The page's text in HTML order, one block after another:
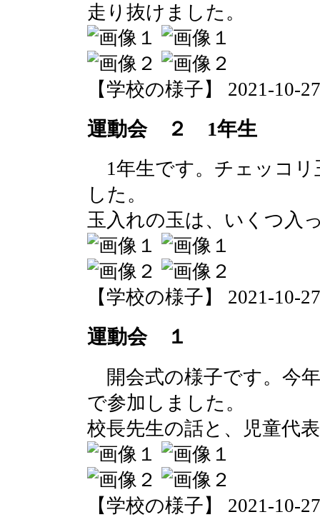
走り抜けました。
【学校の様子】 2021-10-
運動会 ２ 1年生
1年生です。チェッコリ
した。
玉入れの玉は、いくつ入
【学校の様子】 2021-10-
運動会 １
開会式の様子です。今
で参加しました。
校長先生の話と、児童代
【学校の様子】 2021-10-